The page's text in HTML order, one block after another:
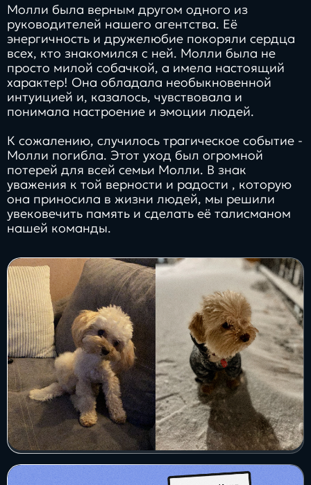
Молли была верным другом одного из
руководителей нашего агентства. Её
энергичность и дружелюбие покоряли сердца
всех, кто знакомился с ней. Молли была не
просто милой собачкой, а имела настоящий
характер! Она обладала необыкновенной
интуицией и, казалось, чувствовала и
понимала настроение и эмоции людей.
К сожалению, случилось трагическое событие -
Молли погибла. Этот уход был огромной
потерей для всей семьи Молли. В знак
уважения к той верности и радости , которую
она приносила в жизни людей, мы решили
увековечить память и сделать её талисманом
нашей команды.